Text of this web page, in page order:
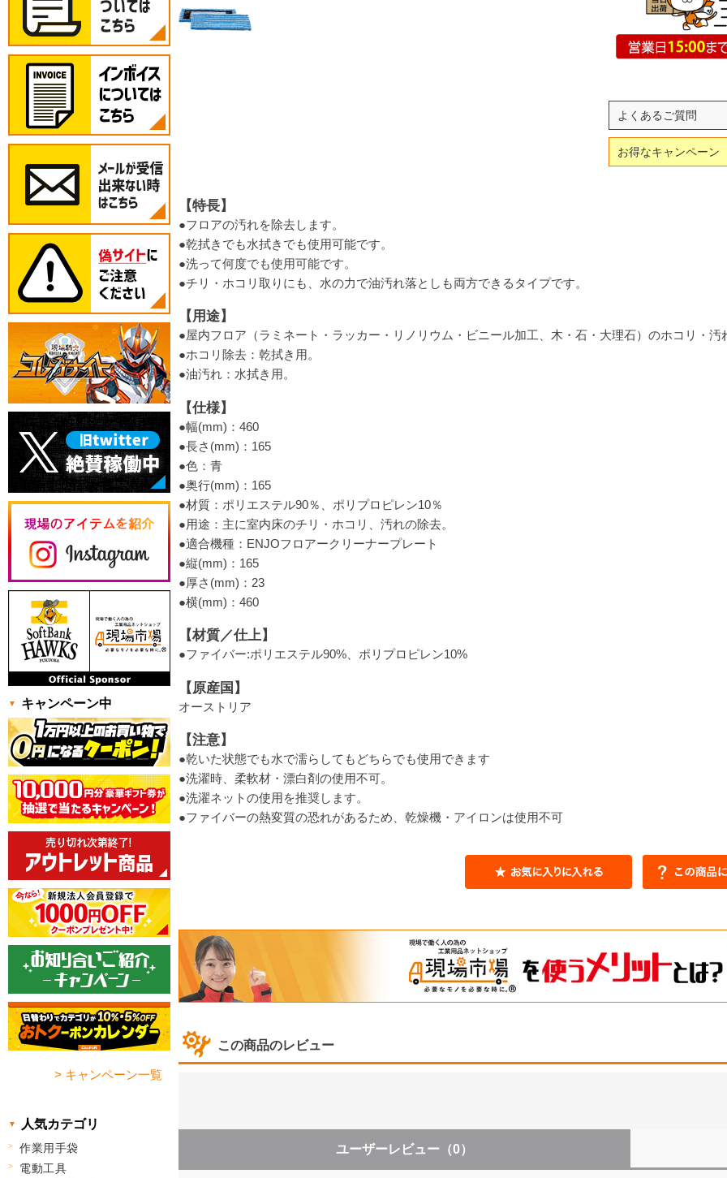
よくあるご質問
お得なキャンペーン
【特長】
●フロアの汚れを除去します。
●乾拭きでも水拭きでも使用可能です。
●洗って何度でも使用可能です。
●チリ・ホコリ取りにも、水の力で油汚れ落としも両方できるタイプです。
【用途】
●屋内フロア（ラミネート・ラッカー・リノリウム・ビニール加工、木・石・大理石）のホコリ・汚
●ホコリ除去：乾拭き用。
●油汚れ：水拭き用。
【仕様】
●幅(mm)：460
●長さ(mm)：165
●色：青
●奥行(mm)：165
●材質：ポリエステル90％、ポリプロピレン10％
●用途：主に室内床のチリ・ホコリ、汚れの除去。
●適合機種：ENJOフロアークリーナープレート
●縦(mm)：165
●厚さ(mm)：23
●横(mm)：460
【材質／仕上】
●ファイバー:ポリエステル90%、ポリプロピレン10%
【原産国】
オーストリア
【注意】
●乾いた状態でも水で濡らしてもどちらでも使用できます
●洗濯時、柔軟材・漂白剤の使用不可。
●洗濯ネットの使用を推奨します。
●ファイバーの熱変質の恐れがあるため、乾燥機・アイロンは使用不可
この商品のレビュー
ユーザーレビュー （0）
キャンペーン中
> キャンペーン一覧
人気カテゴリ
作業用手袋
電動工具